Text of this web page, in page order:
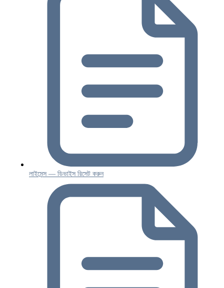
লাইসেন্স — ডিভাইস রিসেট করুন